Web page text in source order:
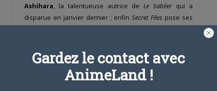
Ashihara, la talentueuse autrice de Le Sablier qui a
disparue en janvier dernier ; enfinSecret Files pose ses
choses à découvrir dans ce nouveau numéro !
Gardez le contact avec
AnimeLand !